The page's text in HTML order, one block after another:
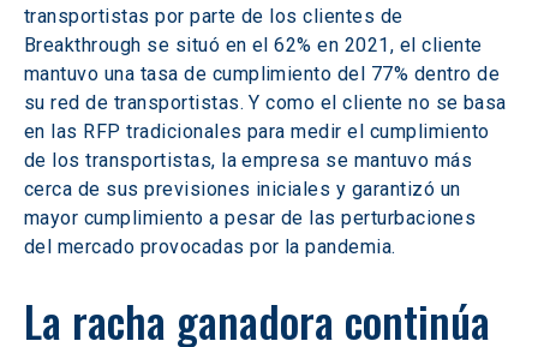
transportistas por parte de los clientes de
Breakthrough se situó en el 62% en 2021, el cliente
mantuvo una tasa de cumplimiento del 77% dentro de
su red de transportistas. Y como el cliente no se basa
en las RFP tradicionales para medir el cumplimiento
de los transportistas, la empresa se mantuvo más
cerca de sus previsiones iniciales y garantizó un
mayor cumplimiento a pesar de las perturbaciones
del mercado provocadas por la pandemia.
La racha ganadora continúa